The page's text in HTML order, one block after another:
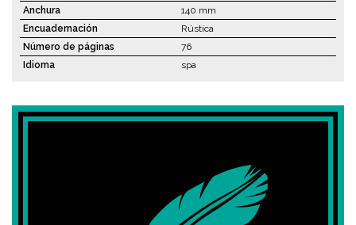
Anchura
140 mm
Encuadernación
Rústica
Número de páginas
76
Idioma
spa